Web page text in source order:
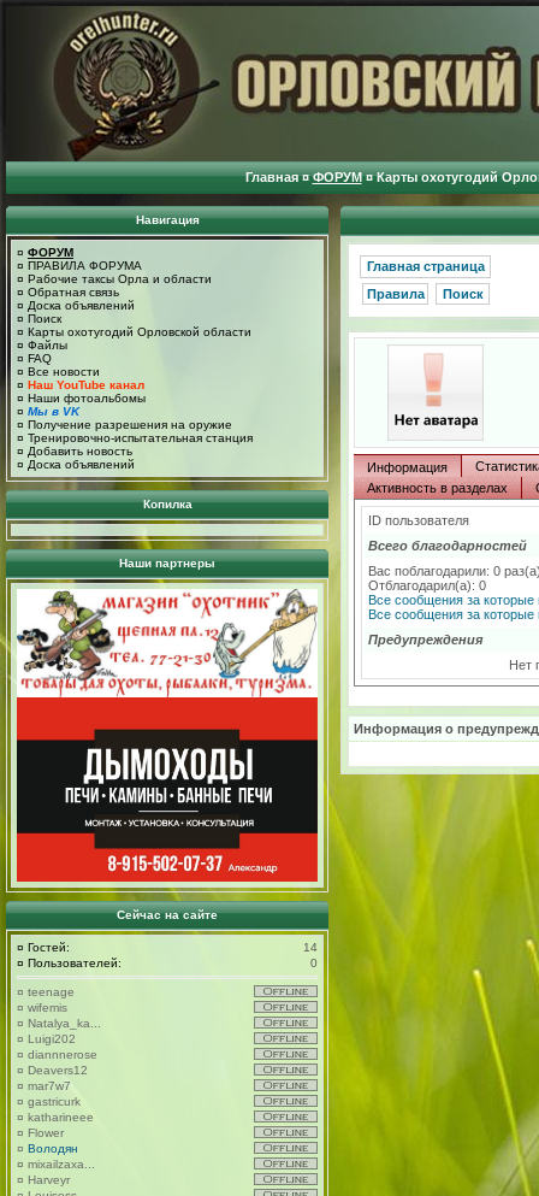
Главная ¤ ФОРУМ ¤ Карты охотугодий
Навигация
¤ ФОРУМ
¤ ПРАВИЛА ФОРУМА
¤ Рабочие таксы Орла и области
¤ Обратная связь
¤ Доска объявлений
¤ Поиск
¤ Карты охотугодий Орловской области
¤ Файлы
¤ FAQ
¤ Все новости
¤ Наш YouTube канал
¤ Наши фотоальбомы
¤ Мы в VK
¤ Получение разрешения на оружие
¤ Тренировочно-испытательная станция
¤ Добавить новость
¤ Доска объявлений
Копилка
Наши партнеры
Сейчас на сайте
¤ Гостей:
14
¤ Пользователей: 0
¤ teenage
¤ wifemis
¤ Natalya_ka...
¤ Luigi202
¤ diannnerose
¤ Deavers12
¤ mar7w7
¤ gastricurk
¤ katharineee
¤ Flower
¤ Володян
¤ mixailzaxa...
¤ Harveyr
Главная страница
Правила
Поиск
Информация
Активность в разделах
ID пользователя
Всего благодарностей
Вас поблагодарили: 0
Отблагодарил(а): 0
Все сообщения за
Все сообщения за
Предупреждения
Нет
Информация о